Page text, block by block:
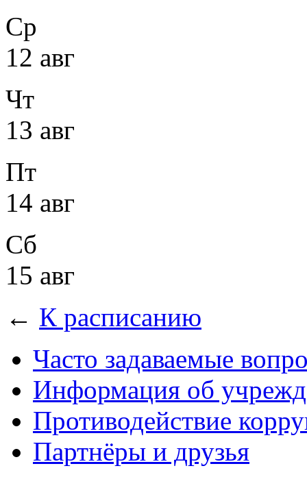
Ср
12 авг
Чт
13 авг
Пт
14 авг
Сб
15 авг
← К расписанию
Часто задаваемые
Информация об
Противодействие
Партнёры и друзья